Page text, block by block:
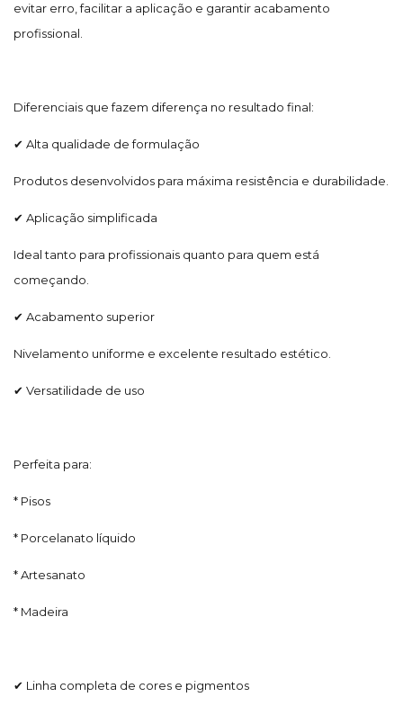
evitar erro, facilitar a aplicação e garantir acabamento
profissional.
Diferenciais que fazem diferença no resultado final:
✔ Alta qualidade de formulação
Produtos desenvolvidos para máxima resistência e durabilidade.
✔ Aplicação simplificada
Ideal tanto para profissionais quanto para quem está
começando.
✔ Acabamento superior
Nivelamento uniforme e excelente resultado estético.
✔ Versatilidade de uso
Perfeita para:
* Pisos
* Porcelanato líquido
* Artesanato
* Madeira
✔ Linha completa de cores e pigmentos